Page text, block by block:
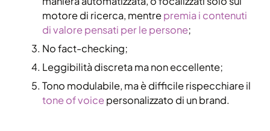
motore di ricerca, mentrepremia i contenuti
di valore pensati per le persone;
No fact-checking;
Leggibilità discreta ma non eccellente;
Tono modulabile, ma è difficile rispecchiare il
tone of voicepersonalizzato di un brand.